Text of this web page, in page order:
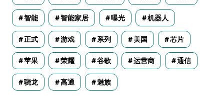
智能 智能家居 曝光 机器人
正式 游戏 系列 美国 芯片
苹果 荣耀 谷歌 运营商 通信
骁龙 高通 魅族